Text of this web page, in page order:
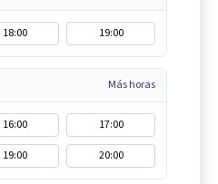
18:00 19:00
Más horas
16:00
17:00
19:00 20:00